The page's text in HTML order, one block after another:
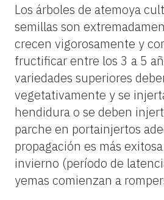
Los árboles de atemoya
semillas son
crecen vigorosamente y
fructificar entre los 3 a 5
variedades superiores
vegetativamente y se
hendidura o se deben
parche en portainjertos
propagación es más
invierno (período de
yemas comienzan a